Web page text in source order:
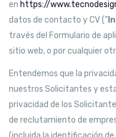
en https://
datos de contacto y CV ("
través del Formulario de
sitio web, o por cualquier
Entendemos que la
nuestros Solicitantes y
privacidad de los
de reclutamiento de